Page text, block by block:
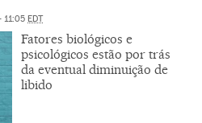
11:05 EDT
Fatores biológicos e
psicológicos estão por trás
da eventual diminuição de
libido